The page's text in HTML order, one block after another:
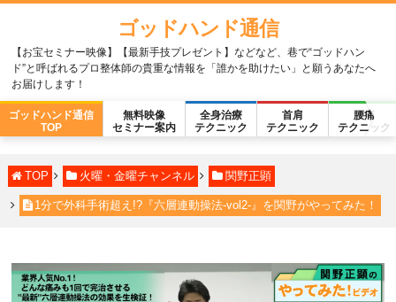
ゴッドハンド通信
【お宝セミナー映像】【最新手技プレゼント】などなど、巷で“ゴッドハン
ド”と呼ばれるプロ整体師の貴重な情報を「誰かを助けたい」と願うあなたへ
お届けします！
ゴッドハンド通信
TOP
無料映像
セミナー案内
全身治療
テクニック
首肩
テクニック
腰痛
テクニック
TOP 火曜・金曜チャンネル 関野正顕
1分で外科手術超え!?『六層連動操法-vol2-』を関野がやってみた！